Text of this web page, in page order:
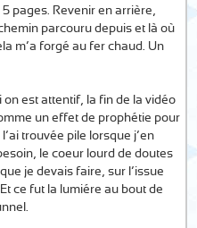
pages. Revenir en arrière,
parcouru depuis et là où
m’a forgé au fer chaud. Un
on est attentif, la fin de la vidéo
un effet de prophétie pour
l’ai trouvée pile lorsque j’en
le coeur lourd de doutes
je devais faire, sur l’issue
ce fut la lumiére au bout de